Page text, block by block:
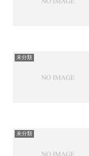
未分類
未分類